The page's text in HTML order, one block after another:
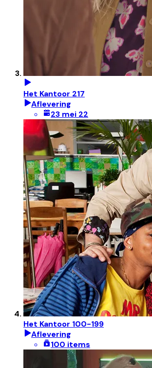
Het Kantoor 217
Aflevering
23 mei 22
Het Kantoor 100-199
Aflevering
100 items